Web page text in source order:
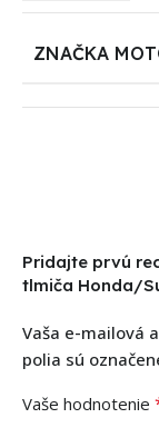
ZNAČKA
Pridajte prvú
tlmiča Honda/
Vaša e-mailová
polia sú
Vaše hodnotenie